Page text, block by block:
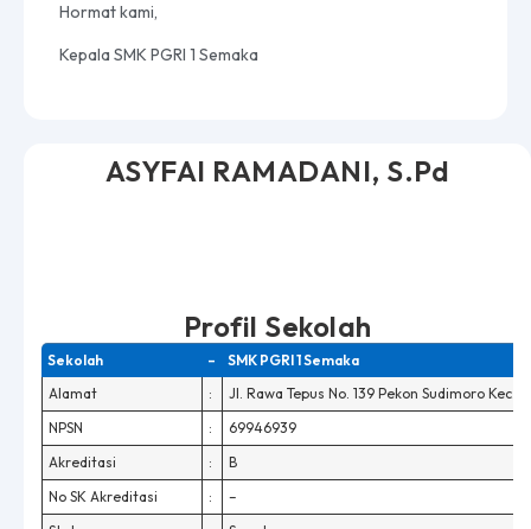
Hormat kami,
Kepala SMK PGRI 1 Semaka
ASYFAI RAMADANI, S.Pd
Profil Sekolah
Sekolah –
SMK PGRI 1 Semaka
Alamat
:
Jl. Rawa Tepus No. 139 Pekon Sudimoro Kec.
NPSN
:
69946939
Akreditasi
:
B
No SK Akreditasi
:
–